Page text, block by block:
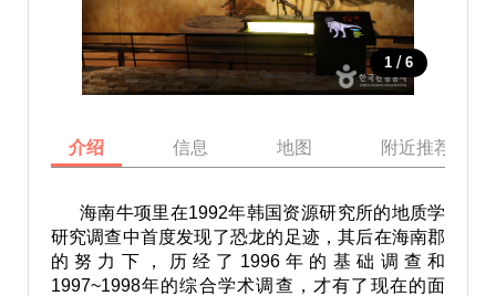
1 / 6
介绍 信息 地图 附近推荐景点
海南牛项里在1992年韩国资源研究所的地质学
研究调查中首度发现了恐龙的足迹，其后在海南郡
的努力下，历经了1996年的基础调查和
1997~1998年的综合学术调查，才有了现在的面